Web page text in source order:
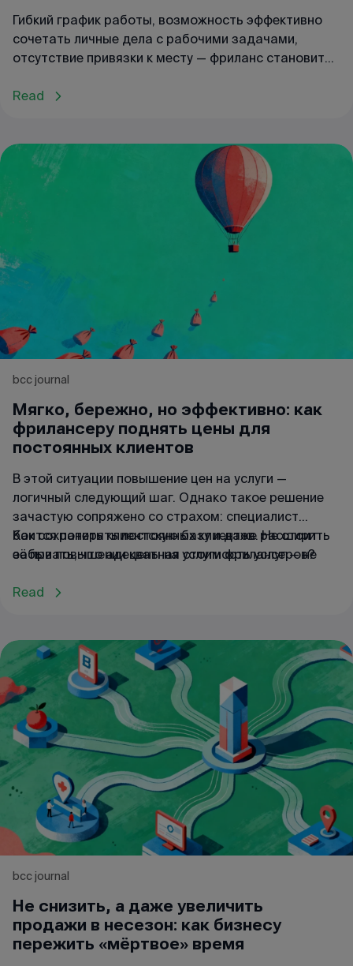
Гибкий график работы, возможность эффективно
сочетать личные дела с рабочими задачами,
отсутствие привязки к месту — фриланс становится
обратная сторона: фрилансеры, которые работают
фрилансера? Как обезопасить себя и уменьшить
риски?
Read
bcc journal
Мягко, бережно, но эффективно: как
фрилансеру поднять цены для
постоянных клиентов
В этой ситуации повышение цен на услуги —
логичный следующий шаг. Однако такое решение
зачастую сопряжено со страхом: специалист
боится потерять постоянных клиентов. Не стоит
забывать, что адекватная стоимость услуг — не
собственного времени и экспертности. Это способ,
Как сохранить клиентскую базу и даже расширить
её при повышении цены на услуги фрилансеров?
Read
bcc journal
Не снизить, а даже увеличить
продажи в несезон: как бизнесу
пережить «мёртвое» время